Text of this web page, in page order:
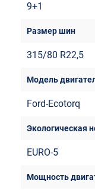
9+1
315/80 R22,5
Ford-Ecotorq
EURO-5